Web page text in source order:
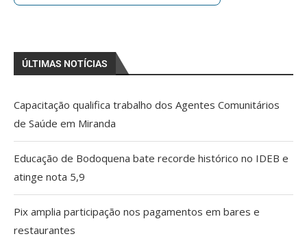
ÚLTIMAS NOTÍCIAS
Capacitação qualifica trabalho dos Agentes Comunitários
de Saúde em Miranda
Educação de Bodoquena bate recorde histórico no IDEB e
atinge nota 5,9
Pix amplia participação nos pagamentos em bares e
restaurantes